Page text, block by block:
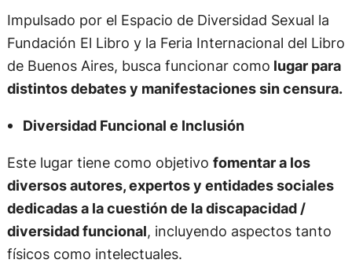
Impulsado por el Espacio de Diversidad Sexual la
Fundación El Libro y la Feria Internacional del Libro
de Buenos Aires, busca funcionar como lugar para
distintos debates y manifestaciones sin censura.
Diversidad Funcional e Inclusión
Este lugar tiene como objetivo fomentar a los
diversos autores, expertos y entidades sociales
dedicadas a la cuestión de la discapacidad /
diversidad funcional, incluyendo aspectos tanto
físicos como intelectuales.